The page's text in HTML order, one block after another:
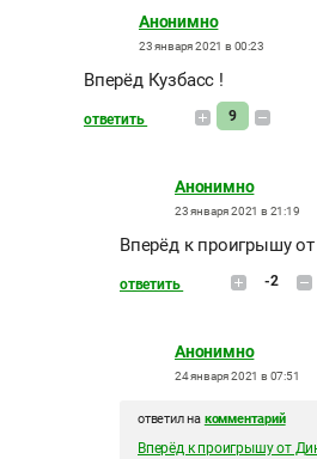
Анонимно
23 января 2021 в 00:23
Вперёд Кузбасс !
ответить 9
Анонимно
23 января 2021 в 21:19
Вперёд к проигрышу
ответить -2
Анонимно
24 января 2021 в 07:51
ответил на комментарий
Вперёд к проигрышу от